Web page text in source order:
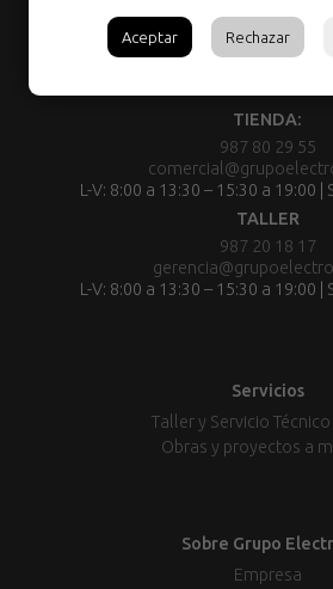
TIENDA:
987 80 29 55
L-V: 8:00 a 13:30 – 15:30 a 19:00
TALLER
987 20 18 17
L-V: 8:00 a 13:30 – 15:30 a 19:00
Servicios
Taller y Servicio Técnico
Obras y proyectos a
Sobre Grupo
Empresa
Aceptar Rechazar